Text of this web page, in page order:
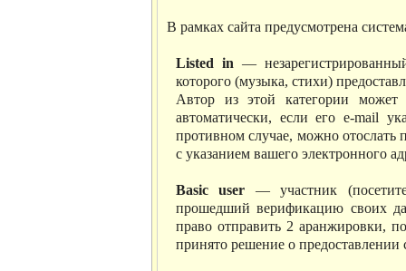
В рамках сайта предусмотрена
Listed in—
которого (музыка, стихи)
Автор из этой категории может
автоматически, если его e-mail
противном случае, можно отослать
с указанием вашего электронного
Basic user — участник
прошедший верификацию своих
право отправить 2 аранжировки,
принято решение о предоставлении